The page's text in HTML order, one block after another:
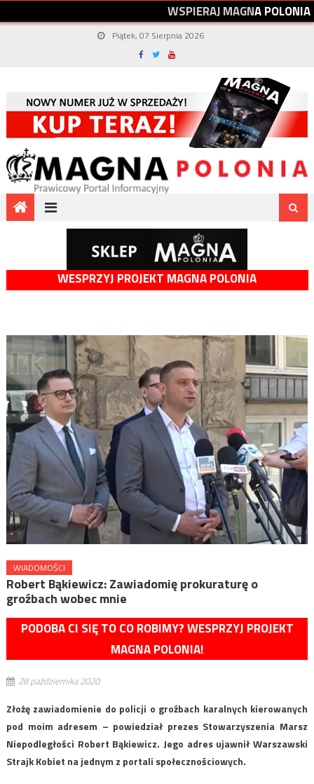
WSPIERAJMAGNAPOLONIA
Piątek, 07 Sierpnia 2026
WESPRZYJ PROJEKT MAGNA POLONIA
WIADOMOŚCI
Robert Bąkiewicz: Zawiadomię prokuraturę o
groźbach wobec mnie
PODOBA CI SIĘ TO CO ROBIMY? WESPRZYJ PROJEKT
MAGNA POLONIA!
28 października 2020
Złożę zawiadomienie do policji o groźbach karalnych kierowanych
pod moim adresem – powiedział prezes Stowarzyszenia Marsz
Niepodległości Robert Bąkiewicz. Jego adres ujawnił Warszawski
Strajk Kobiet na jednym z portali społecznościowych.